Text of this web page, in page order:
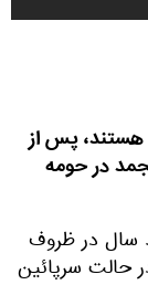
هستند، پس از
در حومه
سال در ظروف
حالت سرپائین